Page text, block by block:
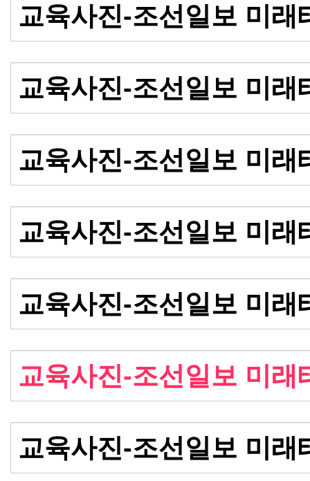
교육사진-조선일보 미
교육사진-조선일보 미
교육사진-조선일보 미
교육사진-조선일보 미
교육사진-조선일보 미
교육사진-조선일보 미
교육사진-조선일보 미